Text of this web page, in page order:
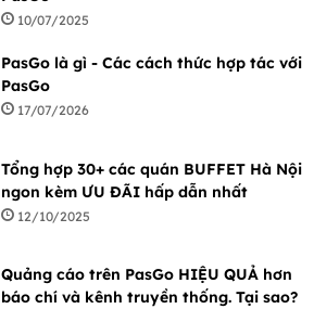
10/07/2025
PasGo là gì - Các cách thức hợp tác với
PasGo
17/07/2026
Tổng hợp 30+ các quán BUFFET Hà Nội
ngon kèm ƯU ĐÃI hấp dẫn nhất
12/10/2025
Quảng cáo trên PasGo HIỆU QUẢ hơn
báo chí và kênh truyền thống. Tại sao?